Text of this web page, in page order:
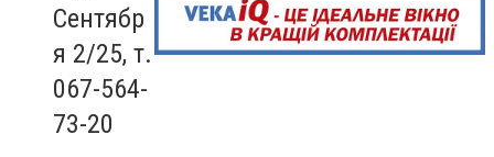
Сентябр
я 2/25, т.
067-564-
73-20